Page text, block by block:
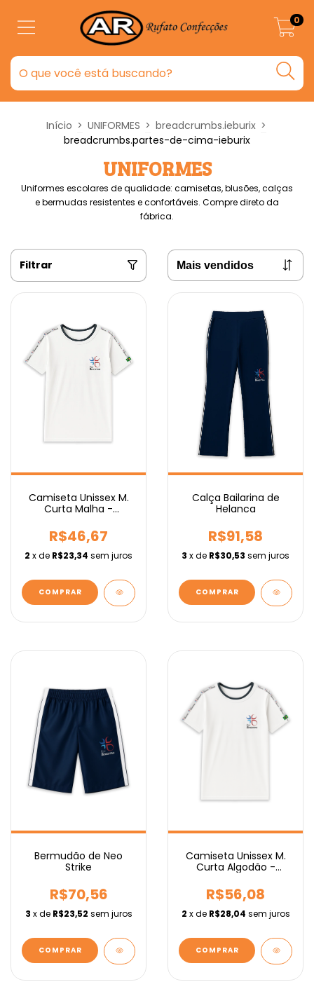
0
Início > UNIFORMES > breadcrumbs.ieburix >
breadcrumbs.partes-de-cima-ieburix
UNIFORMES
Uniformes escolares de qualidade: camisetas, blusões, calças
e bermudas resistentes e confortáveis. Compre direto da
fábrica.
Filtrar
Camiseta Unissex M.
Curta Malha -
R$46,67
2 x de R$23,34 sem juros
COMPRAR
Calça Bailarina de
Helanca
R$91,58
3 x de R$30,53 sem juros
COMPRAR
Bermudão de Neo
Strike
R$70,56
3 x de R$23,52 sem juros
COMPRAR
Camiseta Unissex M.
Curta Algodão -
R$56,08
2 x de R$28,04 sem juros
COMPRAR